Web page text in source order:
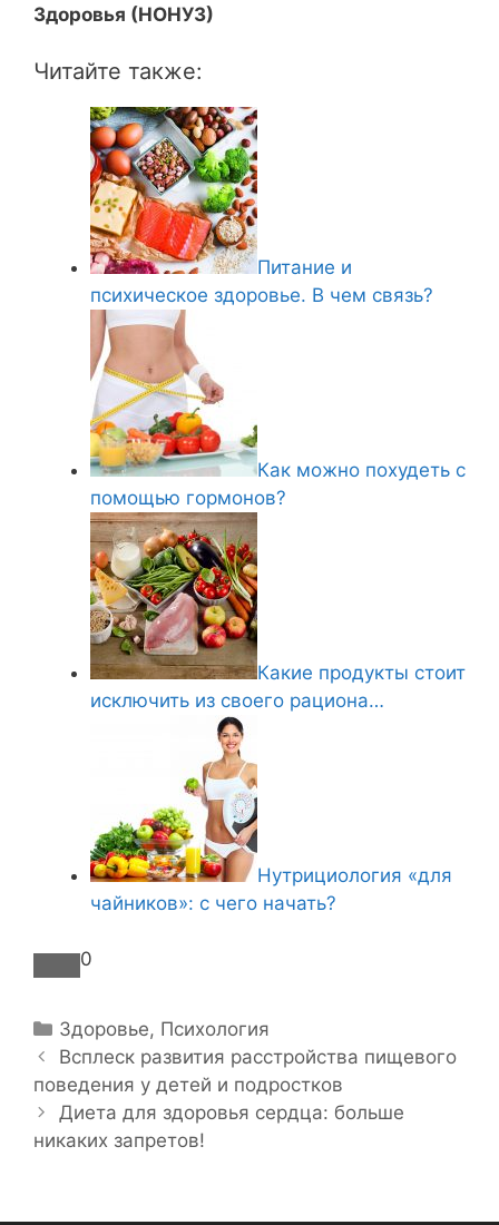
Здоровья (НОНУЗ)
Читайте также:
Питание и
психическое здоровье. В чем связь?
Как можно похудеть с
помощью гормонов?
Какие продукты стоит
исключить из своего рациона…
Нутрициология «для
чайников»: с чего начать?
0
Р
у
б
р
и
Здоровье, Психология
Н
а
в
и
Всплеск развития расстройства пищевого
поведения у детей и подростков
Диета для здоровья сердца: больше
никаких запретов!